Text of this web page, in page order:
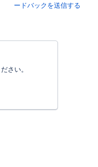
ードバックを送信する
さい。